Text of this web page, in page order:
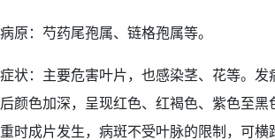
病原：芍药尾孢属、链格孢属等。
症状：主要危害叶片，也感染茎、花等。
后颜色加深，呈现红色、红褐色、紫色至
重时成片发生，病斑不受叶脉的限制，可